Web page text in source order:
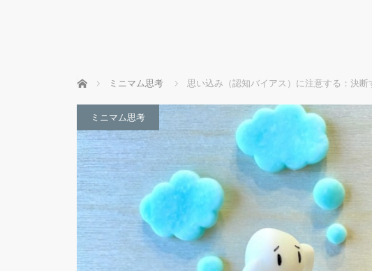
ホーム ミニマム思考 思い込み（認知バイアス）に注意する：決断
ミニマム思考